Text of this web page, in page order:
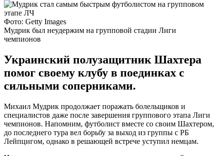
Фото: Getty Images
Мудрик был неудержим на групповой стадии Лиги
чемпионов
Украинский полузащитник Шахтера
помог своему клубу в поединках с
сильными соперниками.
Михаил Мудрик продолжает поражать болельщиков и
специалистов даже после завершения группового этапа Лиги
чемпионов. Напомним, футболист вместе со своим Шахтером,
до последнего тура вел борьбу за выход из группы с РБ
Лейпцигом, однако в решающей встрече уступил немцам.